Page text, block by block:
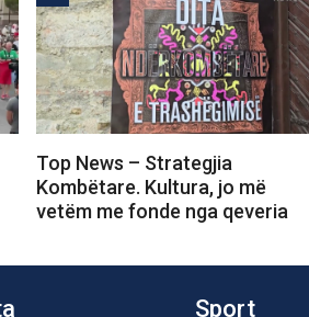
Top News – Strategjia
Kombëtare. Kultura, jo më
vetëm me fonde nga qeveria
Sport